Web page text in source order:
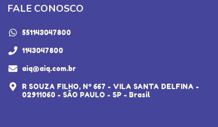
FALE CONOSCO
551143047800
1143047800
aiq@aiq.com.br
R SOUZA FILHO, Nº 667 - VILA SANTA DELFINA -
02911060 - SÃO PAULO - SP - Brasil